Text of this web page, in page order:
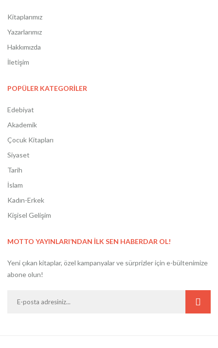
Kitaplarımız
Yazarlarımız
Hakkımızda
İletişim
POPÜLER KATEGORİLER
Edebiyat
Akademik
Çocuk Kitapları
Siyaset
Tarih
İslam
Kadın-Erkek
Kişisel Gelişim
MOTTO YAYINLARI’NDAN İLK SEN HABERDAR OL!
Yeni çıkan kitaplar, özel kampanyalar ve sürprizler için e-bültenimize
abone olun!